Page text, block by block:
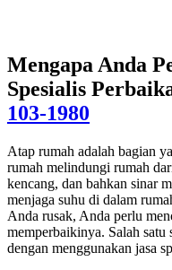
Mengapa Anda
Spesialis
103-1980
Atap rumah adalah bagian
rumah melindungi rumah
kencang, dan bahkan sinar
menjaga suhu di dalam
Anda rusak, Anda perlu
memperbaikinya. Salah satu
dengan menggunakan jasa